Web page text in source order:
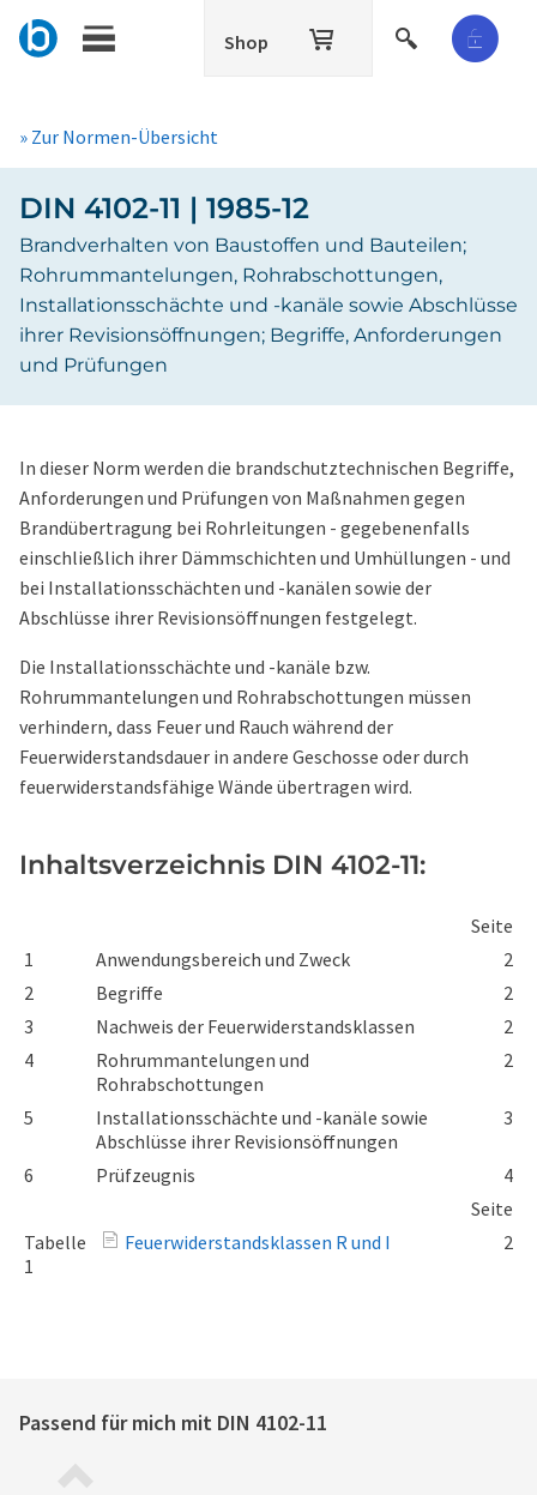
Shop
» Zur Normen-Übersicht
DIN 4102-11 | 1985-12
Brandverhalten von Baustoffen und Bauteilen;
Rohrummantelungen, Rohrabschottungen,
Installationsschächte und -kanäle sowie Abschlüsse
ihrer Revisionsöffnungen; Begriffe, Anforderungen
und Prüfungen
In dieser Norm werden die brandschutztechnischen Begriffe,
Anforderungen und Prüfungen von Maßnahmen gegen
Brandübertragung bei Rohrleitungen - gegebenenfalls
einschließlich ihrer Dämmschichten und Umhüllungen - und
bei Installationsschächten und -kanälen sowie der
Abschlüsse ihrer Revisionsöffnungen festgelegt.
Die Installationsschächte und -kanäle bzw.
Rohrummantelungen und Rohrabschottungen müssen
verhindern, dass Feuer und Rauch während der
Feuerwiderstandsdauer in andere Geschosse oder durch
feuerwiderstandsfähige Wände übertragen wird.
Inhaltsverzeichnis DIN 4102-11:
Seite
1
Anwendungsbereich und Zweck
2
2
Begriffe
2
3
Nachweis der Feuerwiderstandsklassen
2
4
Rohrummantelungen und
Rohrabschottungen
2
5
Installationsschächte und -kanäle sowie
Abschlüsse ihrer Revisionsöffnungen
3
6 Prüfzeugnis
4
Seite
Tabelle
1
Feuerwiderstandsklassen R und I 2
Passend für mich mit DIN 4102-11